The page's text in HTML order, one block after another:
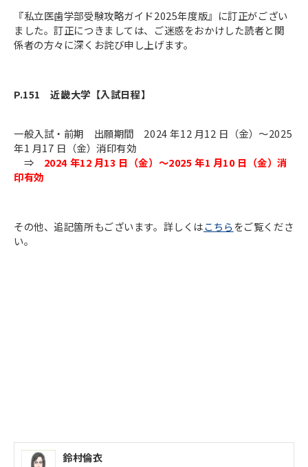
医学部解答速報2026
『私立医歯学部受験攻略ガイド2025年度版』に訂正がござい
ました。訂正につきましては、ご迷惑をおかけした読者と関
係者の方々に深くお詫び申し上げます。
P.151 近畿大学【入試日程】
一般入試・前期 出願期間 2024 年12 月12 日（金）～2025
年1 月17 日（金）消印有効
⇒ 2024 年12 月13 日（金）～2025 年1 月10 日（金）消
印有効
その他、追記箇所もございます。詳しくはこちらをご覧くださ
い。
鈴村倫衣